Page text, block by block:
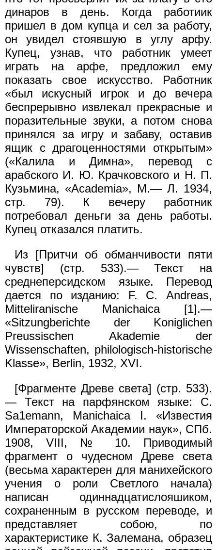
динаров в день. Когда работиик
пришел в дом купца и сел за работу,
он увидел стоявшую в углу арфу.
Купец, узнав, что работник умеет
играть на арфе, предложил ему
показать свое искусство. Работник
«был искусный игрок и до вечера
беспрерывно извлекал прекрасные и
поразительные звуки, а потом снова
принялся за игру и забаву, оставив
ящик с драгоценностями открытым»
(«Калила и Димна», перевод с
арабского И. Ю. Крачковского и Н. П.
Кузьмина, «Academia», М.— Л. 1934,
стр. 79). К вечеру работник
потребовал деньги за день работы.
Купец отказался платить.
Из [Притчи об обманчивости пяти
чувств] (стр. 533).— Текст на
среднеперсидском языке. Перевод
дается по изданию: F. С. Andreas,
Mitteliranische Manichaica [1].—
«Sitzungberichte der Koniglichen
Preussischen Akademie der
Wissenschaften, philologisch-historische
Klasse», Berlin, 1932, XVI.
[Фрагменте Древе света] (стр. 533).
— Текст на парфянском языке: С.
Sа1emann, Manichaica I. «Известия
Императорской Академии наук», СПб.
1908, VIII, № 10. Приводимый
фрагмент о чудесном Древе света
(весьма характерен для манихейского
учения о роли Светлого начала)
написан одиннадцатислояшиком,
сохраненным в русском переводе, и
представляет собою, по
характеристике К. Залемана, образец